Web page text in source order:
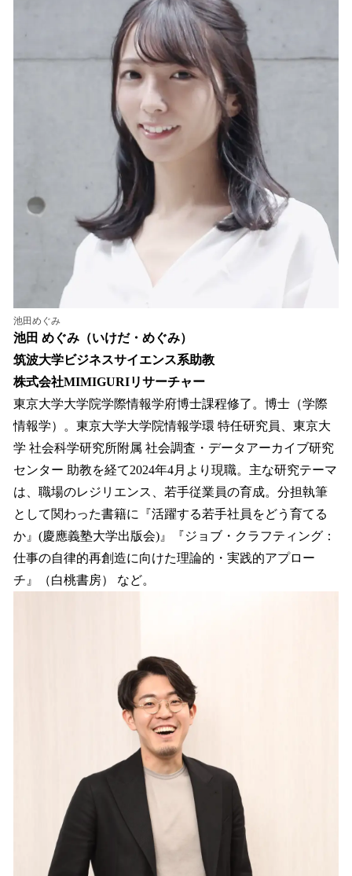
池田めぐみ
池田 めぐみ（いけだ・めぐみ）
筑波大学ビジネスサイエンス系助教
株式会社MIMIGURIリサーチャー
東京大学大学院学際情報学府博士課程修了。博士（学際
情報学）。東京大学大学院情報学環 特任研究員、東京大
学 社会科学研究所附属 社会調査・データアーカイブ研究
センター 助教を経て2024年4月より現職。主な研究テーマ
は、職場のレジリエンス、若手従業員の育成。分担執筆
として関わった書籍に『活躍する若手社員をどう育てる
か』(慶應義塾大学出版会)』『ジョブ・クラフティング：
仕事の自律的再創造に向けた理論的・実践的アプロー
チ』（白桃書房） など。